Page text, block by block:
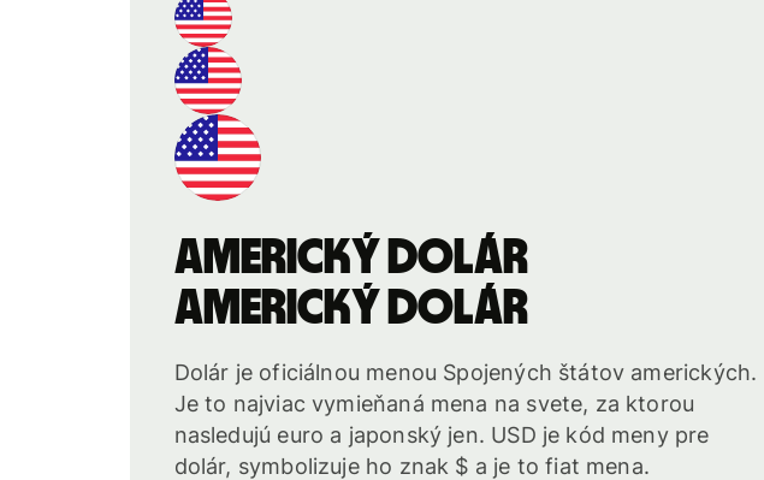
Americký dolár
Americký dolár
Dolár je oficiálnou menou Spojených štátov amerických.
Je to najviac vymieňaná mena na svete, za ktorou
nasledujú euro a japonský jen. USD je kód meny pre
dolár, symbolizuje ho znak $ a je to fiat mena.